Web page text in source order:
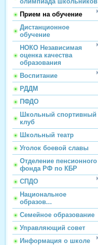
Прием на обучение
Дистанционное
обучение
НОКО Независимая
оценка качества
образования
Воспитание
РДДМ
ПФДО
Школьный спортивный
клуб
Школьный театр
Уголок боевой славы
Отделение пенсионного
фонда РФ по КБР
СПДО
Национальное
образов...
Семейное образование
Управляющий совет
Информация о школе